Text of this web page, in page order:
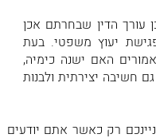
הדין שבחרתם אכן
יעוץ משפטי. בעת
האם ישנה כימיה,
חשיבה יצירתית ולבנות
רק כאשר אתם יודעים